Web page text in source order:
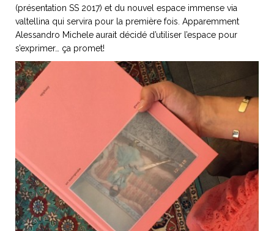
(présentation SS 2017) et du nouvel espace immense via
valtellina qui servira pour la première fois. Apparemment
Alessandro Michele aurait décidé d’utiliser l’espace pour
s’exprimer… ça promet!